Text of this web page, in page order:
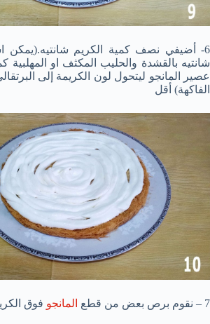
6- أضيفي نصف كمية الكريم شانتيه.(يمكن
شانتيه بالقشدة والحليب المكثف او المهلبية
عصير المانجو ليتحول لون الكريمة إلى
الفاكهة) أقل
7 – نقوم برص بعض من قطع المانجو فوق